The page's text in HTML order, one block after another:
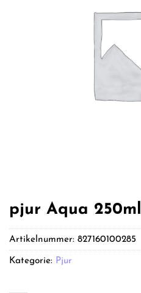
pjur Aqua 250ml
Artikelnummer: 827160100285
Kategorie: Pjur